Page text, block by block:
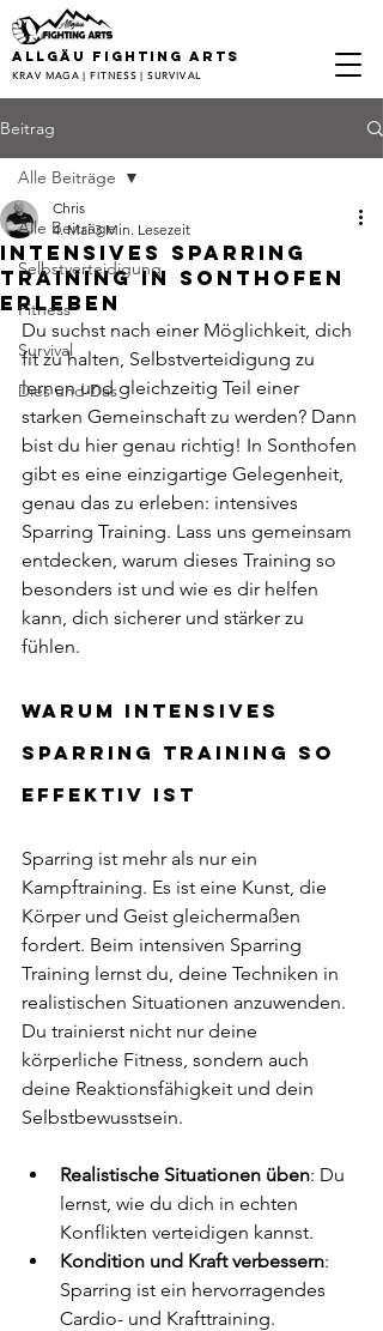
ALLGÄU FIGHTING ARTS
KRAV MAGA | FITNESS | SURVIVAL
Beitrag
Alle Beiträge
Selbstverteidigung
Fitness
Survival
Dies und Das
Alle Beiträge
Intensives Sparring
Training in Sonthofen
erleben
Chris
4. Mai 3 Min. Lesezeit
Du suchst nach einer Möglichkeit, dich
fit zu halten, Selbstverteidigung zu
lernen und gleichzeitig Teil einer
starken Gemeinschaft zu werden? Dann
bist du hier genau richtig! In Sonthofen
gibt es eine einzigartige Gelegenheit,
genau das zu erleben: intensives
Sparring Training. Lass uns gemeinsam
entdecken, warum dieses Training so
besonders ist und wie es dir helfen
kann, dich sicherer und stärker zu
fühlen.
Warum intensives
Sparring Training so
effektiv ist
Sparring ist mehr als nur ein
Kampftraining. Es ist eine Kunst, die
Körper und Geist gleichermaßen
fordert. Beim intensiven Sparring
Training lernst du, deine Techniken in
realistischen Situationen anzuwenden.
Du trainierst nicht nur deine
körperliche Fitness, sondern auch
deine Reaktionsfähigkeit und dein
Selbstbewusstsein.
Realistische Situationen üben: Du
lernst, wie du dich in echten
Konflikten verteidigen kannst.
Kondition und Kraft verbessern:
Sparring ist ein hervorragendes
Cardio- und Krafttraining.